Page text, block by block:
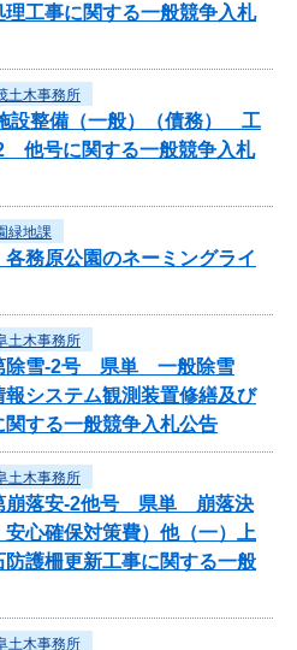
工事に関する一般競争入札
土木事務所
設整備（一般）（債務） 工
他号に関する一般競争入札
緑地課
各務原公園のネーミングライ
土木事務所
除雪-2号 県単 一般除雪
報システム観測装置修繕及び
する一般競争入札公告
土木事務所
崩落安-2他号 県単 崩落決
心確保対策費）他（一）上
護柵更新工事に関する一般
土木事務所